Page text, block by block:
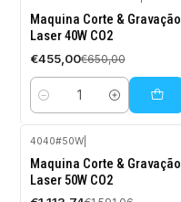
-30%
OFF
Maquina Corte & Gravação
Laser 40W CO2
€455,00€650,00
Quantity
-30%
OFF
4040#50W|
Maquina Corte & Gravação
Laser 50W CO2